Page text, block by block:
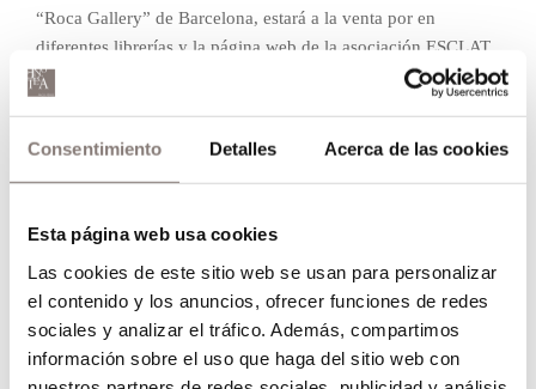
Consentimiento Detalles Acerca de las cookies
Esta página web usa cookies
Las cookies de este sitio web se usan para personalizar
el contenido y los anuncios, ofrecer funciones de redes
sociales y analizar el tráfico. Además, compartimos
información sobre el uso que haga del sitio web con
“Roca Gallery” de Barcelona, estará a la venta por en
diferentes librerías y la página web de la asociación ESCLAT.